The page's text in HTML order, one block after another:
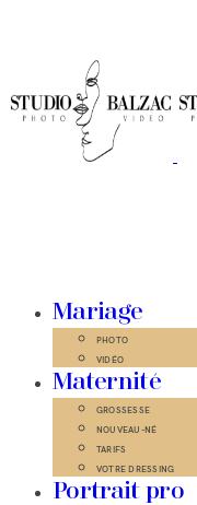
Mariage
PHOTO
VIDÉO
Maternité
GROSSESSE
NOUVEAU-NÉ
TARIFS
VOTRE DRESSING
Portrait pro